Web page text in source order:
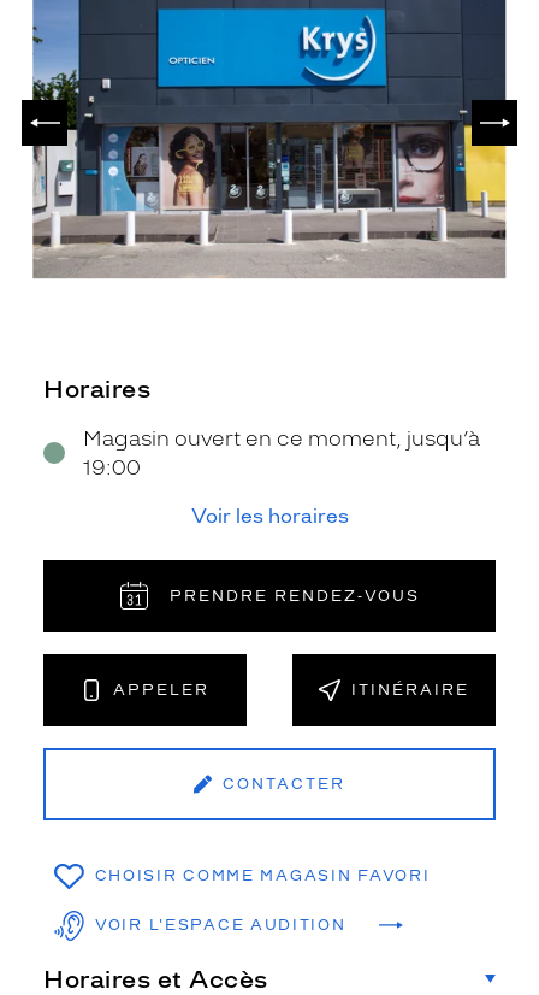
PRÉCÉDENT
Horaires
Magasin ouvert en ce moment, jusqu’à
19:00
Voir les horaires
PRENDRE RENDEZ‑VOUS
APPELER ITINÉRAIRE
CONTACTER
CHOISIR COMME MAGASIN FAVORI
VOIR L'ESPACE AUDITION
Horaires et Accès